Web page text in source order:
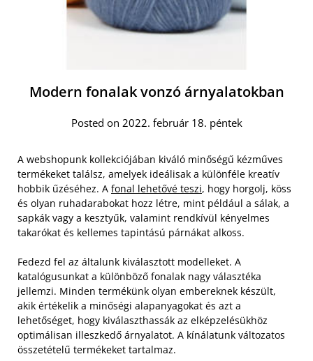
Modern fonalak vonzó árnyalatokban
Posted on 2022. február 18. péntek
A webshopunk kollekciójában kiváló minőségű kézműves
termékeket találsz, amelyek ideálisak a különféle kreatív
hobbik űzéséhez. A fonal lehetővé teszi, hogy horgolj, köss
és olyan ruhadarabokat hozz létre, mint például a sálak, a
sapkák vagy a kesztyűk, valamint rendkívül kényelmes
takarókat és kellemes tapintású párnákat alkoss.
Fedezd fel az általunk kiválasztott modelleket. A
katalógusunkat a különböző fonalak nagy választéka
jellemzi. Minden termékünk olyan embereknek készült,
akik értékelik a minőségi alapanyagokat és azt a
lehetőséget, hogy kiválaszthassák az elképzelésükhöz
optimálisan illeszkedő árnyalatot. A kínálatunk változatos
összetételű termékeket tartalmaz.